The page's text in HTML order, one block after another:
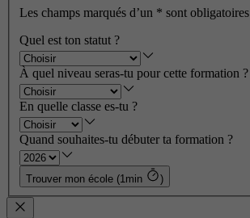
Les champs marqués d’un * sont obligatoires
Quel est ton statut ?
À quel niveau seras-tu pour cette formation ?
En quelle classe es-tu ?
Quand souhaites-tu débuter ta formation ?
Trouver mon école (1min )